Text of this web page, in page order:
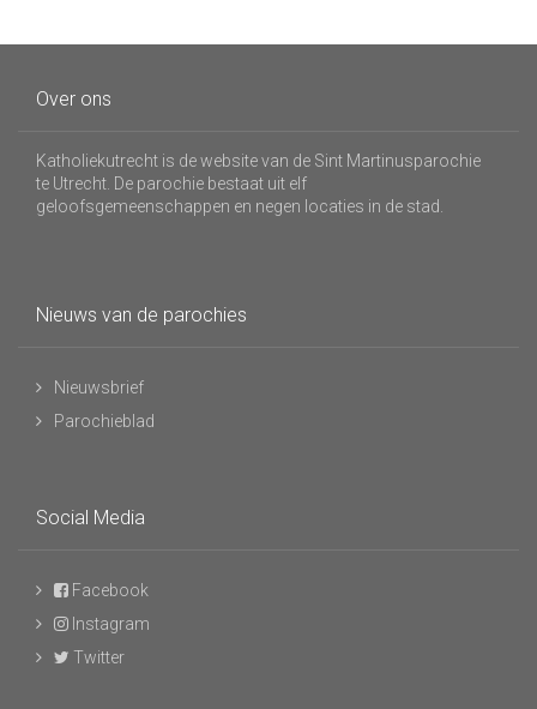
Over ons
Katholiekutrecht is de website van de Sint Martinusparochie
te Utrecht. De parochie bestaat uit elf
geloofsgemeenschappen en negen locaties in de stad.
Nieuws van de parochies
Nieuwsbrief
Parochieblad
Social Media
Facebook
Instagram
Twitter